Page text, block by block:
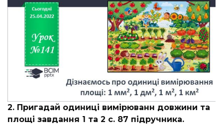
2. Пригадай одиниці вимірюванн довжини та
площі завдання 1 та 2 с. 87 підручника.